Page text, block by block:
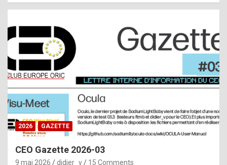
t
s
t
a
s
i
2026 GAZETTE
CEO Gazette 2026-03
9 mai 2026 didier_v 15 Comments